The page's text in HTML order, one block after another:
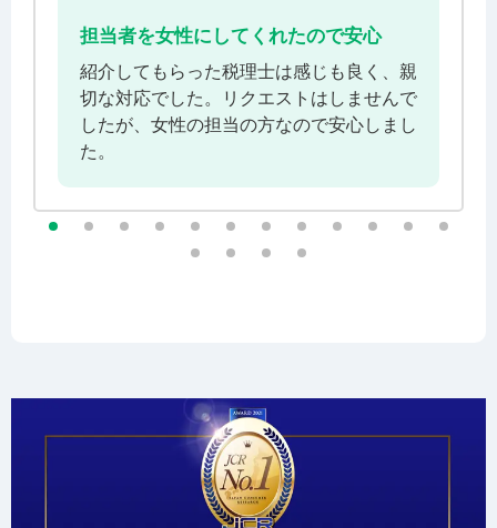
担当者を女性にしてくれたので安心
紹介してもらった税理士は感じも良く、親
切な対応でした。リクエストはしませんで
したが、女性の担当の方なので安心しまし
た。